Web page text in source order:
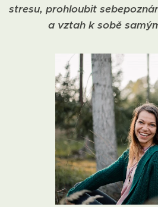
stresu, prohloubit
a vztah k sobě